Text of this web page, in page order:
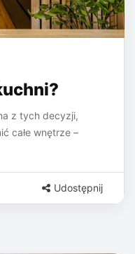
z tych decyzji,
całe wnętrze –
Udostępnij